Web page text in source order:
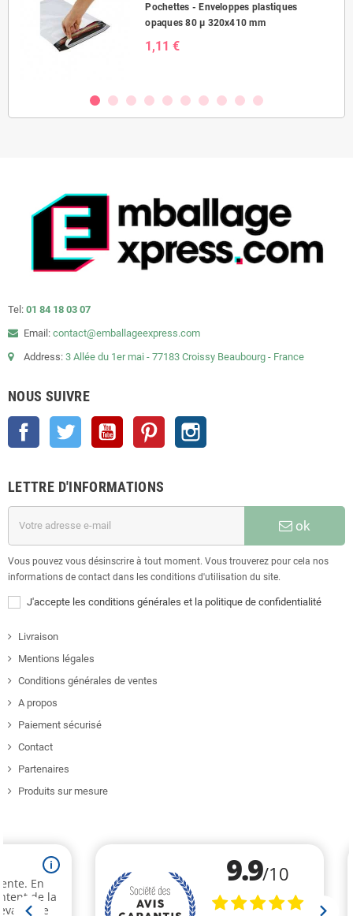
Pochettes - Enveloppes plastiques
opaques 80 µ 320x410 mm
1,11 €
Tel: 01 84 18 03 07
Email: contact@emballageexpress.com
Address: 3 Allée du 1er mai - 77183 Croissy Beaubourg - France
NOUS SUIVRE
Facebook Twitter YouTube Pinterest
LETTRE D'INFORMATIONS
ok
Vous pouvez vous désinscrire à tout moment. Vous trouverez pour cela nos
informations de contact dans les conditions d'utilisation du site.
J'accepte les conditions générales et la politique de confidentialité
Livraison
Mentions légales
Conditions générales de ventes
A propos
Paiement sécurisé
Contact
Partenaires
Produits sur mesure